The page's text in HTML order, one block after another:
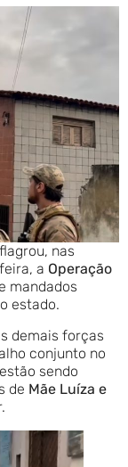
nas
a Operação
mandados
estado.
demais forças
conjunto no
sendo
de Mãe Luíza e